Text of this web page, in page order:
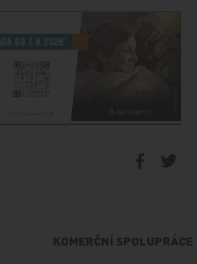
KOMERČNÍ SPOLUPRÁCE